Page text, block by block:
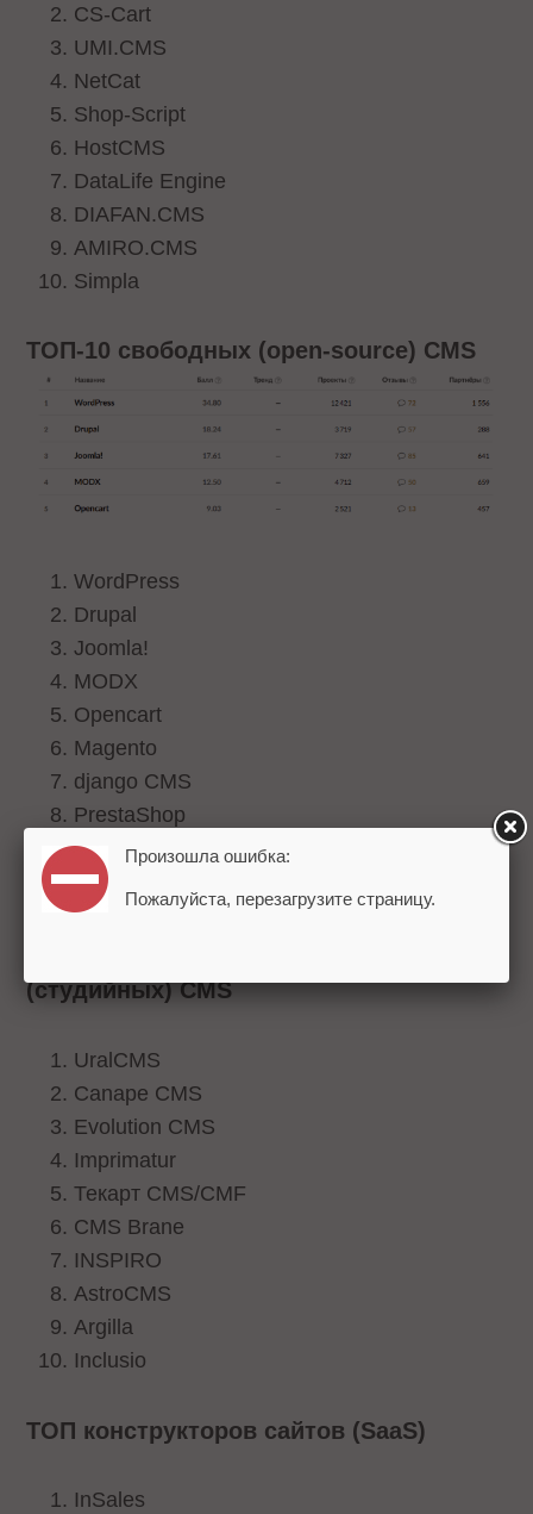
CS-Cart
UMI.CMS
NetCat
Shop-Script
HostCMS
DataLife Engine
DIAFAN.CMS
AMIRO.CMS
Simpla
ТОП-10 свободных (open-source) CMS
WordPress
Drupal
Joomla!
MODX
Opencart
Magento
django CMS
PrestaShop
Webasyst
TYPO3
(студийных) CMS
UralCMS
Canape CMS
Evolution CMS
Imprimatur
Текарт CMS/CMF
CMS Brane
INSPIRO
AstroCMS
Argilla
Inclusio
ТОП конструкторов сайтов (SaaS)
InSales
Произошла ошибка:
Пожалуйста, перезагрузите страницу.